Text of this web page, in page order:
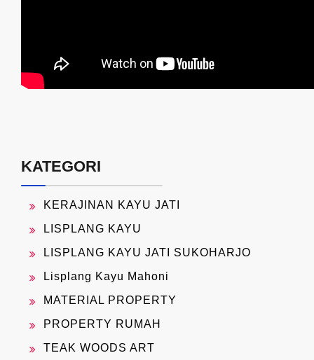
KATEGORI
KERAJINAN KAYU JATI
LISPLANG KAYU
LISPLANG KAYU JATI SUKOHARJO
Lisplang Kayu Mahoni
MATERIAL PROPERTY
PROPERTY RUMAH
TEAK WOODS ART